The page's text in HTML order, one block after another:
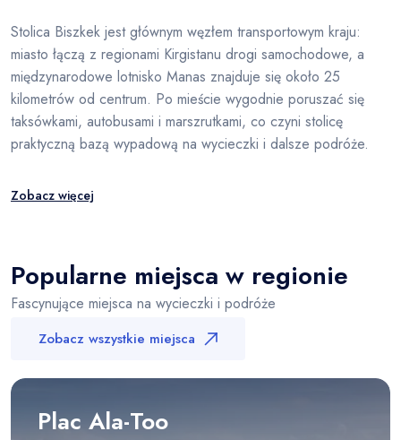
Stolica Biszkek jest głównym węzłem transportowym kraju:
miasto łączą z regionami Kirgistanu drogi samochodowe, a
międzynarodowe lotnisko Manas znajduje się około 25
kilometrów od centrum. Po mieście wygodnie poruszać się
taksówkami, autobusami i marszrutkami, co czyni stolicę
praktyczną bazą wypadową na wycieczki i dalsze podróże.
Zobacz więcej
Popularne miejsca w regionie
Fascynujące miejsca na wycieczki i podróże
Zobacz wszystkie miejsca
Plac Ala-Too